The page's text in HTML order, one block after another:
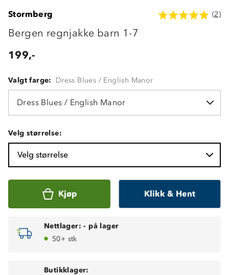
Stormberg (2)
Bergen regnjakke barn 1-7
199,-
Valgt farge: Dress Blues / English Manor
Dress Blues / English Manor
Velg størrelse:
Velg størrelse
Kjøp Klikk & Hent
Nettlager: - på lager
50+ stk
Butikklager: